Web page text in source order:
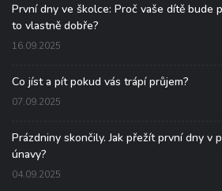
První dny ve školce: Proč vaše dítě bude
to vlastně dobře?
16.09.2025
Co jíst a pít pokud vás trápí průjem?
07.09.2025
Prázdniny skončily. Jak přežít první dny v
únavy?
04.09.2025